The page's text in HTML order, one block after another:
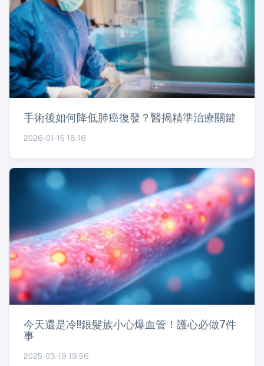
手術後如何降低肺癌復發？醫揭精準治療關鍵
2026-01-15 18:16
今天還是冷!!銀髮族小心爆血管！護心必做7件
事
2025-03-19 19:56